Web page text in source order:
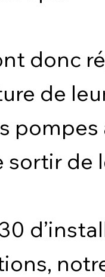
donc
de
pompes
sortir de